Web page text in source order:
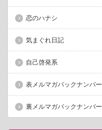
恋のハナシ
気まぐれ日記
自己啓発系
表メルマガバックナンバー
裏メルマガバックナンバー